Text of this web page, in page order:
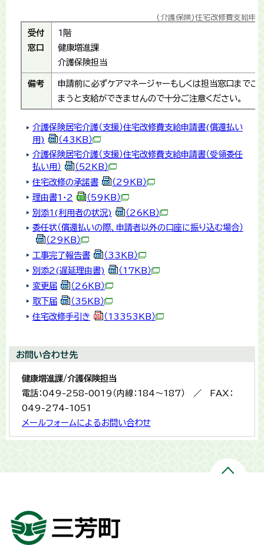
(介護保険)住宅改修費支給申
受付
窓口
1階
健康増進課
介護保険担当
備考
申請前に必ずケアマネージャーもしくは担当窓口までご
まうと支給ができませんので十分ご注意ください。
介護保険居宅介護（支援）住宅改修費支給申請書(償還払い
用)
（43KB）
介護保険居宅介護（支援）住宅改修費支給申請書（受領委任
払い用）
（52KB）
住宅改修の承諾書
（29KB）
理由書1・2
（59KB）
別添1(利用者の状況)
（26KB）
委任状（償還払いの際、申請者以外の口座に振り込む場合）
（29KB）
工事完了報告書
（33KB）
別添2(遅延理由書)
（17KB）
変更届
（26KB）
取下届
（35KB）
住宅改修手引き
（13353KB）
お問い合わせ先
健康増進課/介護保険担当
電話：049-258-0019（内線：184～187） ／ FAX：
049-274-1051
メールフォームによるお問い合わせ